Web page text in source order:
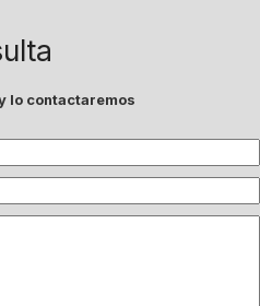
lo contactaremos